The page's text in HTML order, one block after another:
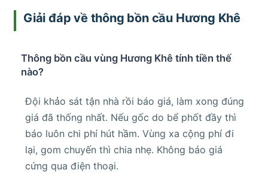
Giải đáp về thông bồn cầu Hương Khê
Thông bồn cầu vùng Hương Khê tính tiền thế
nào?
Đội khảo sát tận nhà rồi báo giá, làm xong đúng
giá đã thống nhất. Nếu gốc do bể phốt đầy thì
báo luôn chi phí hút hầm. Vùng xa cộng phí đi
lại, gom chuyến thì chia nhẹ. Không báo giá
cứng qua điện thoại.